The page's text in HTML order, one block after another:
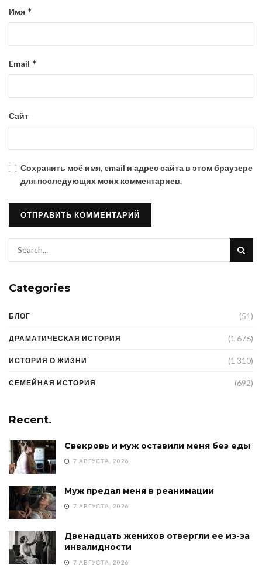
Имя *
Email *
Сайт
Сохранить моё имя, email и адрес сайта в этом браузере
для последующих моих комментариев.
Categories
БЛОГ (51)
ДРАМАТИЧЕСКАЯ ИСТОРИЯ (1 676)
ИСТОРИЯ О ЖИЗНИ (1 310)
СЕМЕЙНАЯ ИСТОРИЯ (692)
Recent.
Свекровь и муж оставили меня без еды
7 АВГУСТА, 2026
Муж предал меня в реанимации
7 АВГУСТА, 2026
Двенадцать женихов отвергли ее из-за
инвалидности
7 АВГУСТА, 2026